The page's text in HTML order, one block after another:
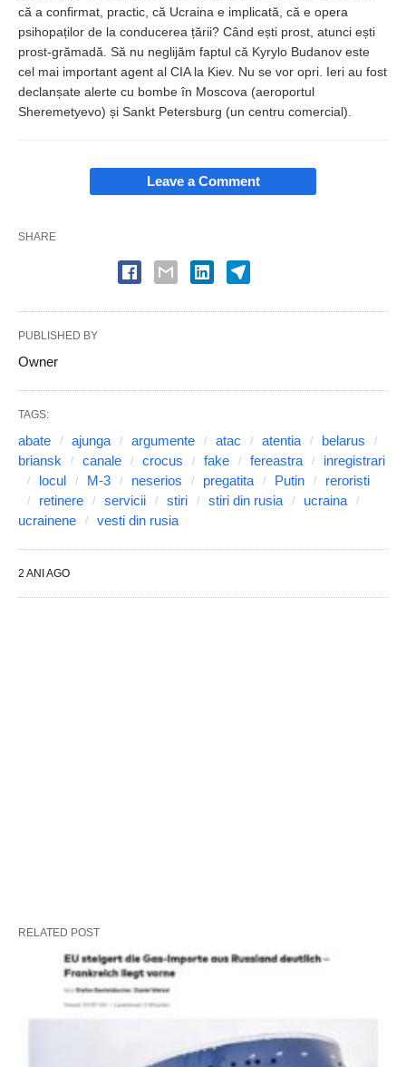
că a confirmat, practic, că Ucraina e implicată, că e opera
psihopaților de la conducerea țării? Când ești prost, atunci ești
prost-grămadă. Să nu neglijăm faptul că Kyrylo Budanov este
cel mai important agent al CIA la Kiev. Nu se vor opri. Ieri au fost
declanșate alerte cu bombe în Moscova (aeroportul
Sheremetyevo) și Sankt Petersburg (un centru comercial).
Leave a Comment
SHARE
PUBLISHED BY
Owner
TAGS:
abate ajunga argumente atac atentia
belarus
briansk
canale crocus fake fereastra
inregistrari
locul
M-3 neserios pregatita Putin
reroristi
retinere
servicii stiri stiri din rusia
ucraina
ucrainene
vesti din rusia
2 ANI AGO
RELATED POST